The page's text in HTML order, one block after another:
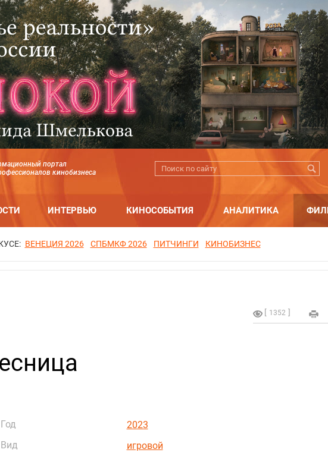
портал
кинобизнеса
ИНТЕРВЬЮ КИНОСОБЫТИЯ АНАЛИТИКА
ВЕНЕЦИЯ 2026 СПБМКФ 2026 ПИТЧИНГИ КИНОБИЗНЕС
1352
Год
2023
Вид
игровой